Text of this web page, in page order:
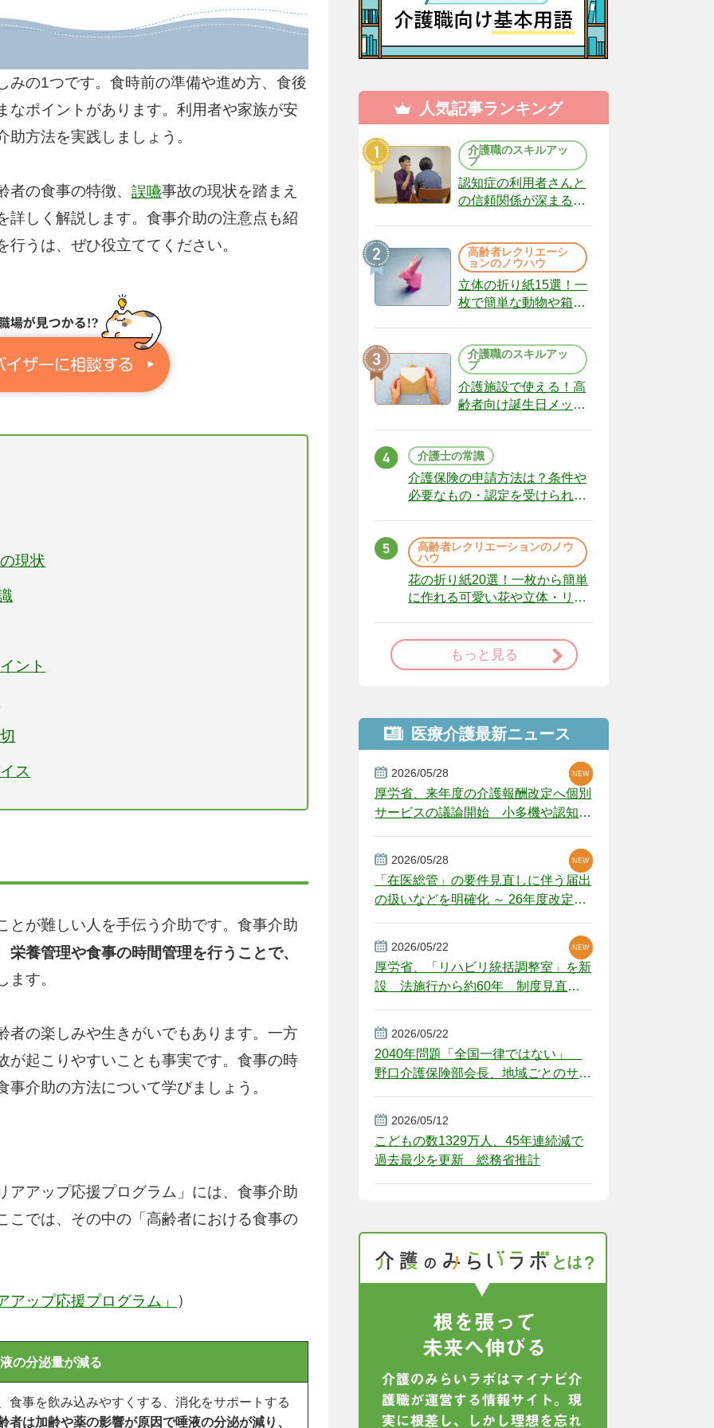
みの1つです。食時前の準備や進め方、食後
なポイントがあります。利用者や家族が安
方法を実践しましょう。
の食事の特徴、 誤嚥事故の現状を踏まえ
詳しく解説します。食事介助の注意点も紹
うは、ぜひ役立ててください。
現状
ント
ス
とが難しい人を手伝う介助です。食事介助
栄養管理や食事の時間管理を行うことで、
ます。
者の楽しみや生きがいでもあります。一方
が起こりやすいことも事実です。食事の時
介助の方法について学びましょう。
アアップ応援プログラム」には、食事介助
こでは、その中の「高齢者における食事の
ップ応援プログラム」 ）
の分泌量が減る
食事を飲み込みやすくする、消化をサポートする
者は加齢や薬の影響が原因で唾液の分泌が減り、
人気記事ランキング
介護職のスキルアッ
プ
認知症の利用者さんと
の信頼関係が深まる声
（22）
高齢者レクリエーシ
ョンのノウハウ
立体の折り紙15選！一
枚で簡単な動物や箱、
介護職のスキルアッ
プ
介護施設で使える！高
齢者向け誕生日メッセ
介護士の常識
介護保険の申請方法は？条件や
必要なもの・認定を受けられな
高齢者レクリエーションのノウ
ハウ
花の折り紙20選！一枚から簡単
に作れる可愛い花や立体・リー
もっと見る
医療介護最新ニュース
2026/05/28
厚労省、来年度の介護報酬改定へ個別
サービスの議論開始 小多機や認知症
NEW
NEW
NEW
2026/05/28
「在医総管」の要件見直しに伴う届出
の扱いなどを明確化 ～ 26年度改定疑
NEW
NEW
2026/05/22
厚労省、「リハビリ統括調整室」を新
設 法施行から約60年 制度見直し
NEW
2026/05/22
2040年問題「全国一律ではない」
野口介護保険部会長、地域ごとのサー
2026/05/12
こどもの数1329万人、45年連続減で
過去最少を更新 総務省推計